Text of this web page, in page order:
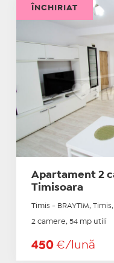
Apartament 2
Timisoara
Timis - BRAYTIM,
2 camere, 54 mp utili
450 €/lună
ÎNCHIRIAT